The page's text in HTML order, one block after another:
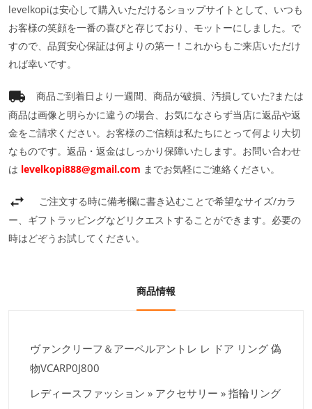
levelkopiは安心して購入いただけるショップサイトとして、いつも
お客様の笑顔を一番の喜びと存じており、モットーにしました。で
すので、品質安心保証は何よりの第一！これからもご来店いただけ
れば幸いです。
商品ご到着日より一週間、商品が破損、汚損していた?または
商品は画像と明らかに違うの場合、お気になさらず当店に返品や返
金をご請求ください。お客様のご信頼は私たちにとって何より大切
なものです。返品・返金はしっかり保障いたします。お問い合わせ
は levelkopi888@gmail.com までお気軽にご連絡ください。
ご注文する時に備考欄に書き込むことで希望なサイズ/カラ
ー、ギフトラッピングなどリクエストすることができます。必要の
時はどぞうお試してください。
商品情報
ヴァンクリーフ＆アーペルアントレ レ ドア リング 偽
物VCARP0J800
レディースファッション » アクセサリー » 指輪リング